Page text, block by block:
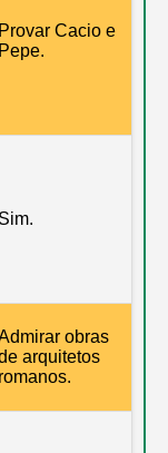
Provar Cacio e
Pepe.
Sim.
obras
arquitetos
romanos.